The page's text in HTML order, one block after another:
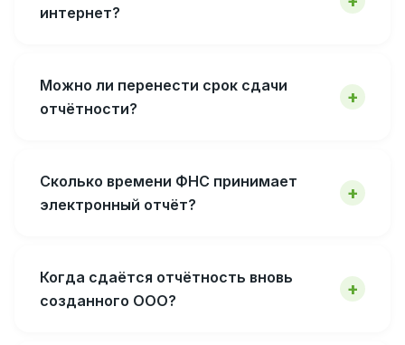
интернет?
Можно ли перенести срок сдачи
отчётности?
Сколько времени ФНС принимает
электронный отчёт?
Когда сдаётся отчётность вновь
созданного ООО?